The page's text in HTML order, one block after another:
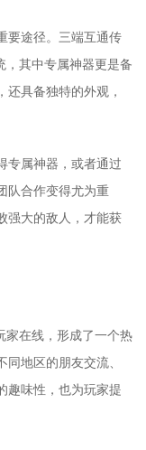
要途径。三端互通传
其中专属神器更是备
具备独特的外观，
专属神器，或者通过
队合作变得尤为重
强大的敌人，才能获
家在线，形成了一个热
地区的朋友交流、
趣味性，也为玩家提